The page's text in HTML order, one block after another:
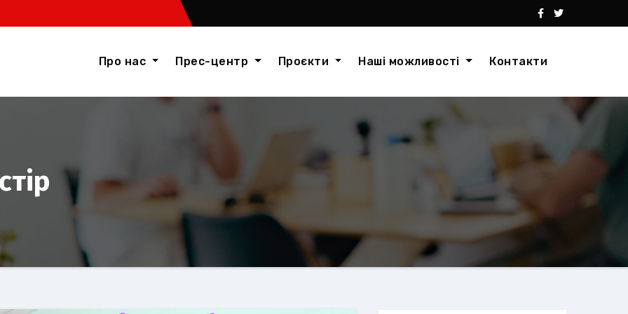
Про нас Прес-центр Проєкти Наші можливості Контакти